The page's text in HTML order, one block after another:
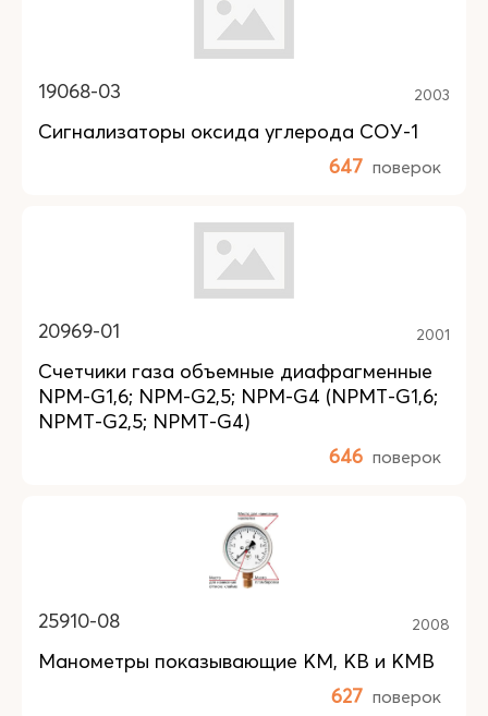
19068-03 2003
Сигнализаторы оксида углерода СОУ-1
647 поверок
20969-01 2001
Счетчики газа объемные диафрагменные
NPM-G1,6; NPM-G2,5; NPM-G4 (NPMT-G1,6;
NPMT-G2,5; NPMT-G4)
646 поверок
25910-08 2008
Манометры показывающие КM, КB и КMB
627 поверок